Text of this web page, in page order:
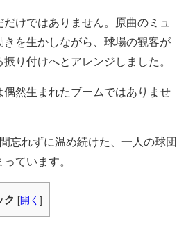
けではありません。原曲のミュ
を生かしながら、球場の観客が
り付けへとアレンジしました。
然生まれたブームではありませ
忘れずに温め続けた、一人の球団
ています。
ク [開く ]